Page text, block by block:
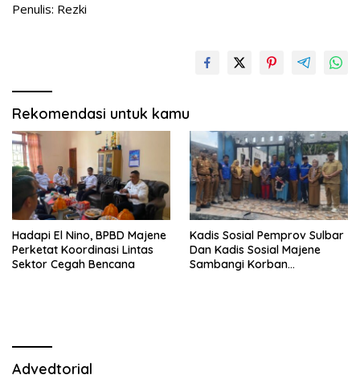
Penulis: Rezki
Rekomendasi untuk kamu
Hadapi El Nino, BPBD Majene
Perketat Koordinasi Lintas
Sektor Cegah Bencana
Kadis Sosial Pemprov Sulbar
Dan Kadis Sosial Majene
Sambangi Korban
Advedtorial